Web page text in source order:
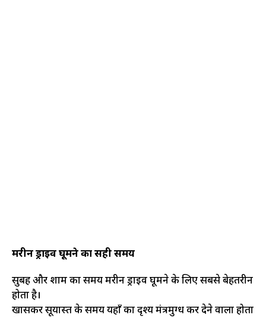
मरीन ड्राइव घूमने का सही समय
सुबह और शाम का समय मरीन ड्राइव घूमने के लिए सबसे बेहतरीन
होता है।
खासकर सूर्यास्त के समय यहाँ का दृश्य मंत्रमुग्ध कर देने वाला होता